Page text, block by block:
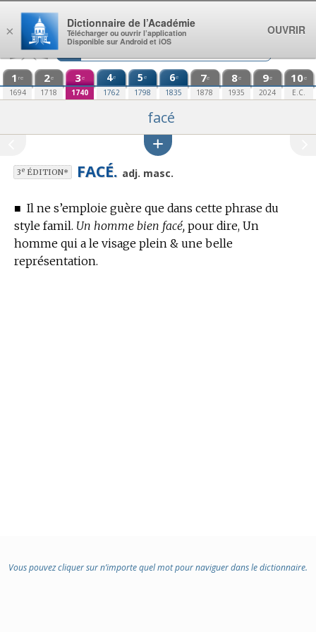
Aller au contenu
1 re
1694
2e
1718
3e
1740
4e
1762
5e
1798
6e
1835
7e
1878
8e
1935
9e
2024
10e
E.C.
facé
3eÉDITION* FACÉ. adj. masc.
■ Il ne s’emploie guère que dans cette phrase du
style famil. Un homme bien facé, pour dire, Un
homme qui a le visage plein & une belle
représentation.
Vous pouvez cliquer sur n’importe quel mot pour naviguer dans le dictionnaire.
×
Dictionnaire de l’Académie
Télécharger ou ouvrir l’application
Disponible sur Android et iOS
OUVRIR